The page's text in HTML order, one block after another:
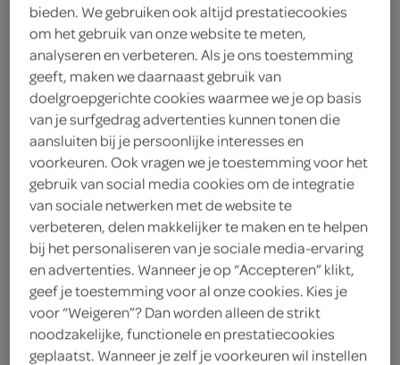
Let op: aanbiedingen zijn niet zichtbaar bij de
producten, maar worden wél automatisch
verwerkt in de winkelmand.
Proef de verrukkelijke Coca Cola Vanilla in mega 1,5L
verpakking!
Verfrissende vanillesmaak
Groot formaat 1,5 liter
Bekend A-merk Coca Cola
bieden. We gebruiken ook altijd prestatiecookies
om het gebruik van onze website te meten,
analyseren en verbeteren. Als je ons toestemming
geeft, maken we daarnaast gebruik van
doelgroepgerichte cookies waarmee we je op basis
van je surfgedrag advertenties kunnen tonen die
aansluiten bij je persoonlijke interesses en
voorkeuren. Ook vragen we je toestemming voor het
gebruik van social media cookies om de integratie
van sociale netwerken met de website te
verbeteren, delen makkelijker te maken en te helpen
bij het personaliseren van je sociale media-ervaring
en advertenties. Wanneer je op “Accepteren” klikt,
geef je toestemming voor al onze cookies. Kies je
voor “Weigeren”? Dan worden alleen de strikt
noodzakelijke, functionele en prestatiecookies
geplaatst. Wanneer je zelf je voorkeuren wil instellen